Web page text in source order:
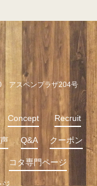
アスペンプラザ204号
Concept Recruit
Q&A クーポン
コタ専門ページ